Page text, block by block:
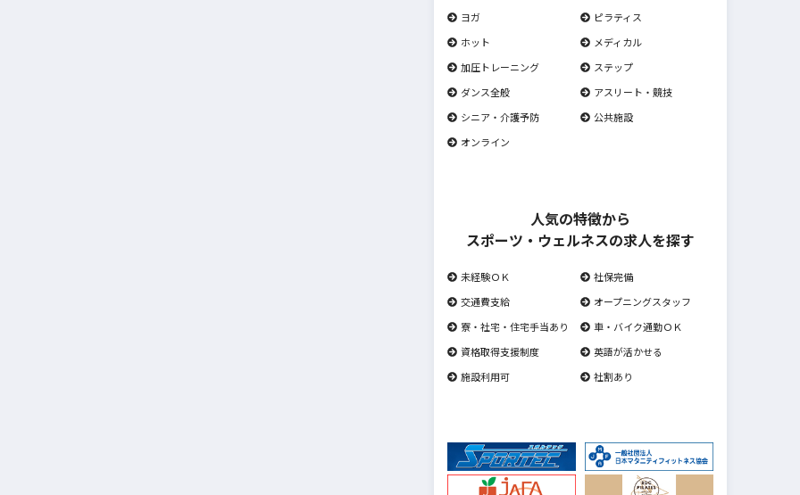
ヨガ
ピラティス
ホット
メディカル
加圧トレーニング
ステップ
ダンス全般
アスリート・競技
シニア・介護予防
公共施設
オンライン
人気の特徴から
スポーツ・ウェルネスの求人を探す
未経験ＯＫ
社保完備
交通費支給
オープニングスタッフ
寮・社宅・住宅手当あり
車・バイク通勤ＯＫ
資格取得支援制度
英語が活かせる
施設利用可
社割あり